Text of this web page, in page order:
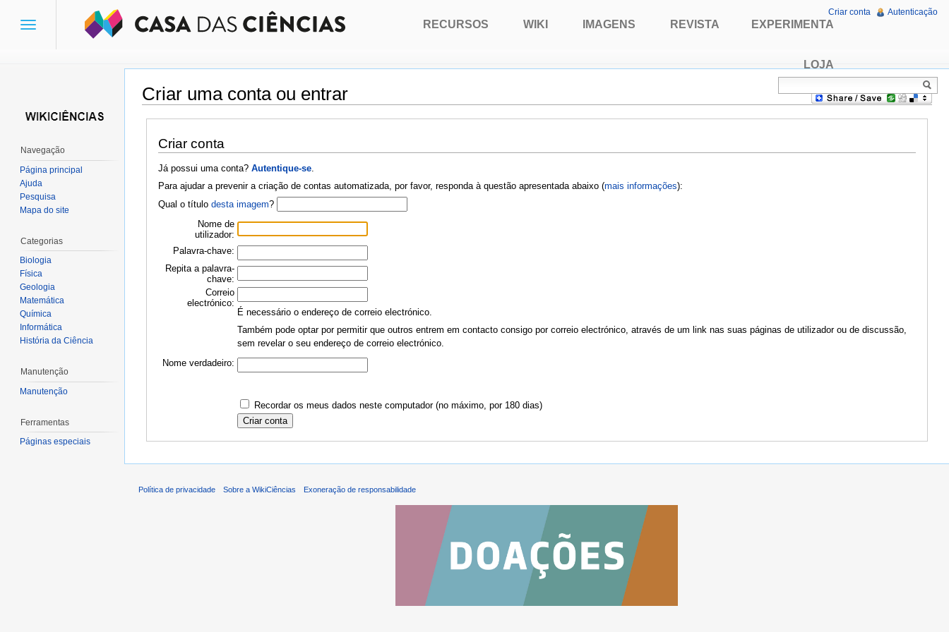
Criar uma conta ou entrar
Ir para:navegação,pesquisa
Criar conta
Já possui uma conta? Autentique-se.
Para ajudar a prevenir a criação de contas automatizada, por favor, responda à questão apresentada abaixo (mais informações):
Qual o título desta imagem?
Nome de
utilizador:
Palavra-chave:
Repita a palavra-
chave:
Correio
electrónico:
É necessário o endereço de correio electrónico.
Também pode optar por permitir que outros entrem em contacto consigo por correio electrónico, através de um link nas suas páginas de utilizador ou de discussão,
sem revelar o seu endereço de correio electrónico.
Nome verdadeiro:
Recordar os meus dados neste computador (no máximo, por 180 dias)
Toggle
RECURSOS WIKI IMAGENS REVISTA EXPERIMENTA
LOJA
Criar conta Autenticação
Navegação
Página principal
Ajuda
Pesquisa
Mapa do site
Categorias
Biologia
Física
Geologia
Matemática
Química
Informática
História da Ciência
Manutenção
Manutenção
Ferramentas
Páginas especiais
Política de privacidade Sobre a WikiCiências Exoneração de responsabilidade